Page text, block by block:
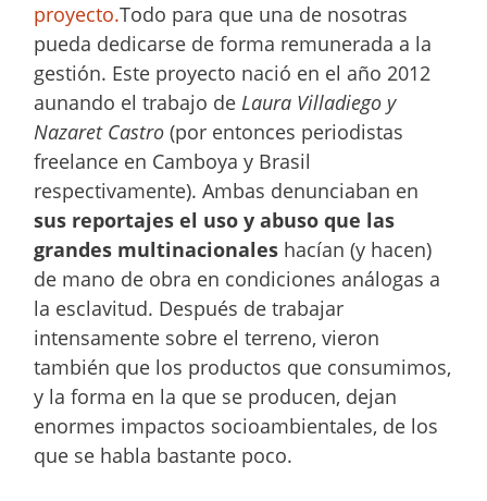
proyecto.Todo para que una de nosotras
pueda dedicarse de forma remunerada a la
gestión. Este proyecto nació en el año 2012
aunando el trabajo de Laura Villadiego y
Nazaret Castro (por entonces periodistas
freelance en Camboya y Brasil
respectivamente). Ambas denunciaban en
sus reportajes el uso y abuso que las
grandes multinacionales hacían (y hacen)
de mano de obra en condiciones análogas a
la esclavitud. Después de trabajar
intensamente sobre el terreno, vieron
también que los productos que consumimos,
y la forma en la que se producen, dejan
enormes impactos socioambientales, de los
que se habla bastante poco.